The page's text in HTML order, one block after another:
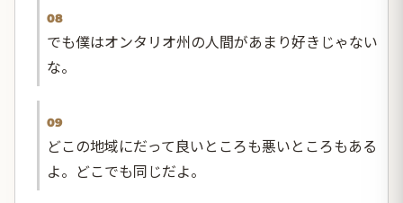
08
でも僕はオンタリオ州の人間があまり好きじゃない
な。
09
どこの地域にだって良いところも悪いところもある
よ。どこでも同じだよ。